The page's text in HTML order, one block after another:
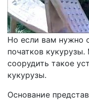
Но если вам нужно
початков
соорудить такое
кукурузы.
Основание